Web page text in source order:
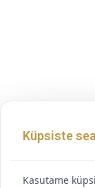
Küpsiste
Kasutame